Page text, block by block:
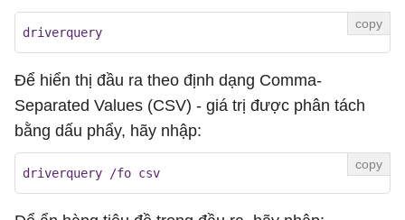
driverquery
Để hiển thị đầu ra theo định dạng Comma-
Separated Values (CSV) - giá trị được phân tách
bằng dấu phẩy, hãy nhập:
driverquery /fo csv